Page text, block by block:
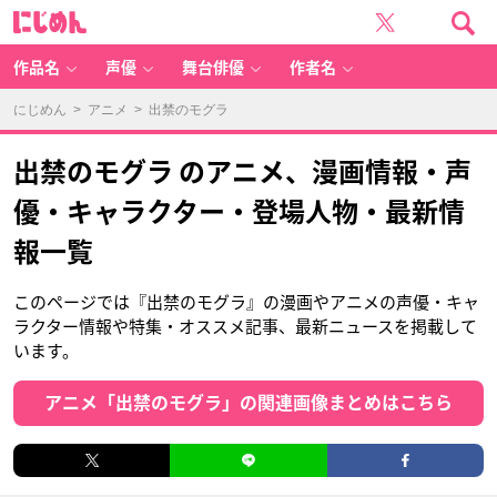
作品名 声優 舞台俳優 作者名
にじめん > アニメ > 出禁のモグラ
出禁のモグラ のアニメ、漫画情報・声
優・キャラクター・登場人物・最新情
報一覧
このページでは『出禁のモグラ』の漫画やアニメの声優・キャ
ラクター情報や特集・オススメ記事、最新ニュースを掲載して
います。
アニメ「出禁のモグラ」の関連画像まとめはこちら